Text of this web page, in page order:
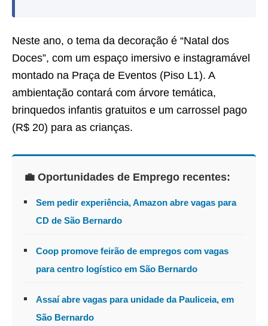
Neste ano, o tema da decoração é “Natal dos
Doces”, com um espaço imersivo e instagramável
montado na Praça de Eventos (Piso L1). A
ambientação contará com árvore temática,
brinquedos infantis gratuitos e um carrossel pago
(R$ 20) para as crianças.
💼 Oportunidades de Emprego recentes:
Sem pedir experiência, Amazon abre vagas para
CD de São Bernardo
Coop promove feirão de empregos com vagas
para centro logístico em São Bernardo
Assaí abre vagas para unidade da Pauliceia, em
São Bernardo